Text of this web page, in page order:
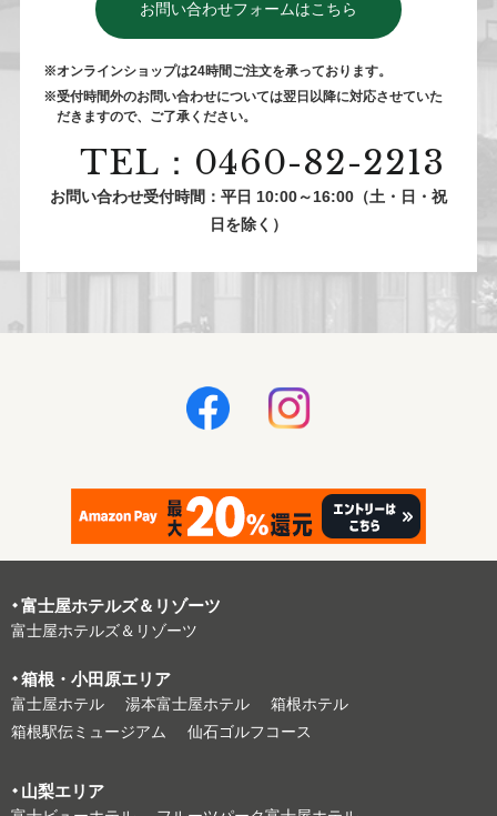
お問い合わせフォームはこちら
※オンラインショップは24時間ご注⽂を承っております。
※受付時間外のお問い合わせについては翌⽇以降に対応させていた
だきますので、ご了承ください。
TEL：0460-82-2213
お問い合わせ受付時間：平日 10:00～16:00（土・日・祝
日を除く）
富⼠屋ホテルズ＆リゾーツ
富⼠屋ホテルズ＆リゾーツ
箱根・⼩⽥原エリア
富⼠屋ホテル 湯本富⼠屋ホテル
箱根ホテル
箱根駅伝ミュージアム
仙石ゴルフコース
⼭梨エリア